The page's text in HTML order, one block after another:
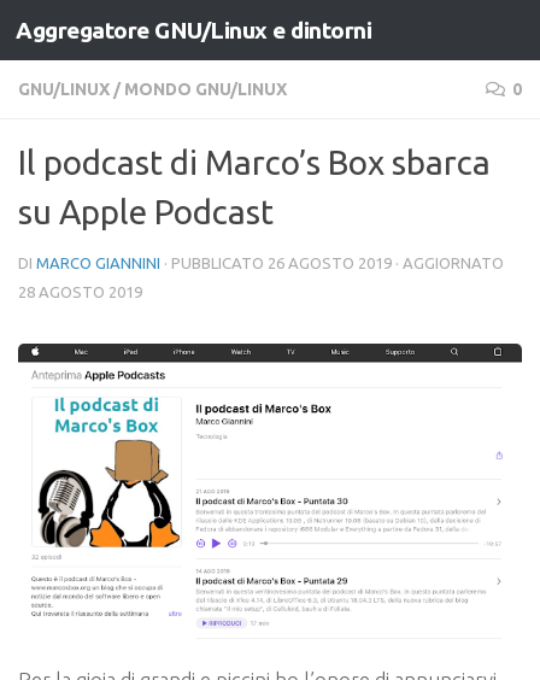
Salta al contenuto
Aggregatore GNU/Linux e dintorni
GNU/LINUX / MONDO GNU/LINUX 0
Il podcast di Marco’s Box sbarca
su Apple Podcast
DI MARCO GIANNINI · PUBBLICATO 26 AGOSTO 2019 · AGGIORNATO
28 AGOSTO 2019